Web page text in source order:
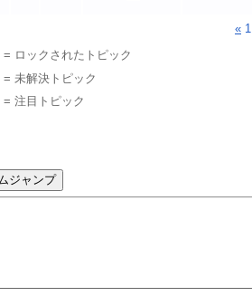
« 1
= ロックされたトピック
= 未解決トピック
= 注目トピック